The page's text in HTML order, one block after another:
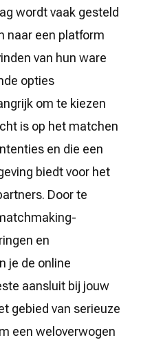
wordt vaak gesteld
naar een platform
van hun ware
opties
om te kiezen
is op het matchen
en die een
biedt voor het
Door te
en
je de online
aansluit bij jouw
gebied van serieuze
een weloverwogen